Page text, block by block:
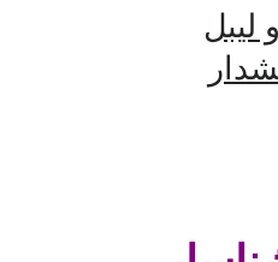
لیبل